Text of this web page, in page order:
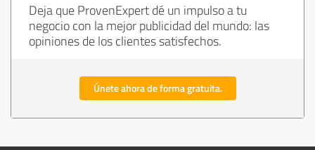
Deja que ProvenExpert dé un impulso a tu
negocio con la mejor publicidad del mundo: las
opiniones de los clientes satisfechos.
Únete ahora de forma gratuita.